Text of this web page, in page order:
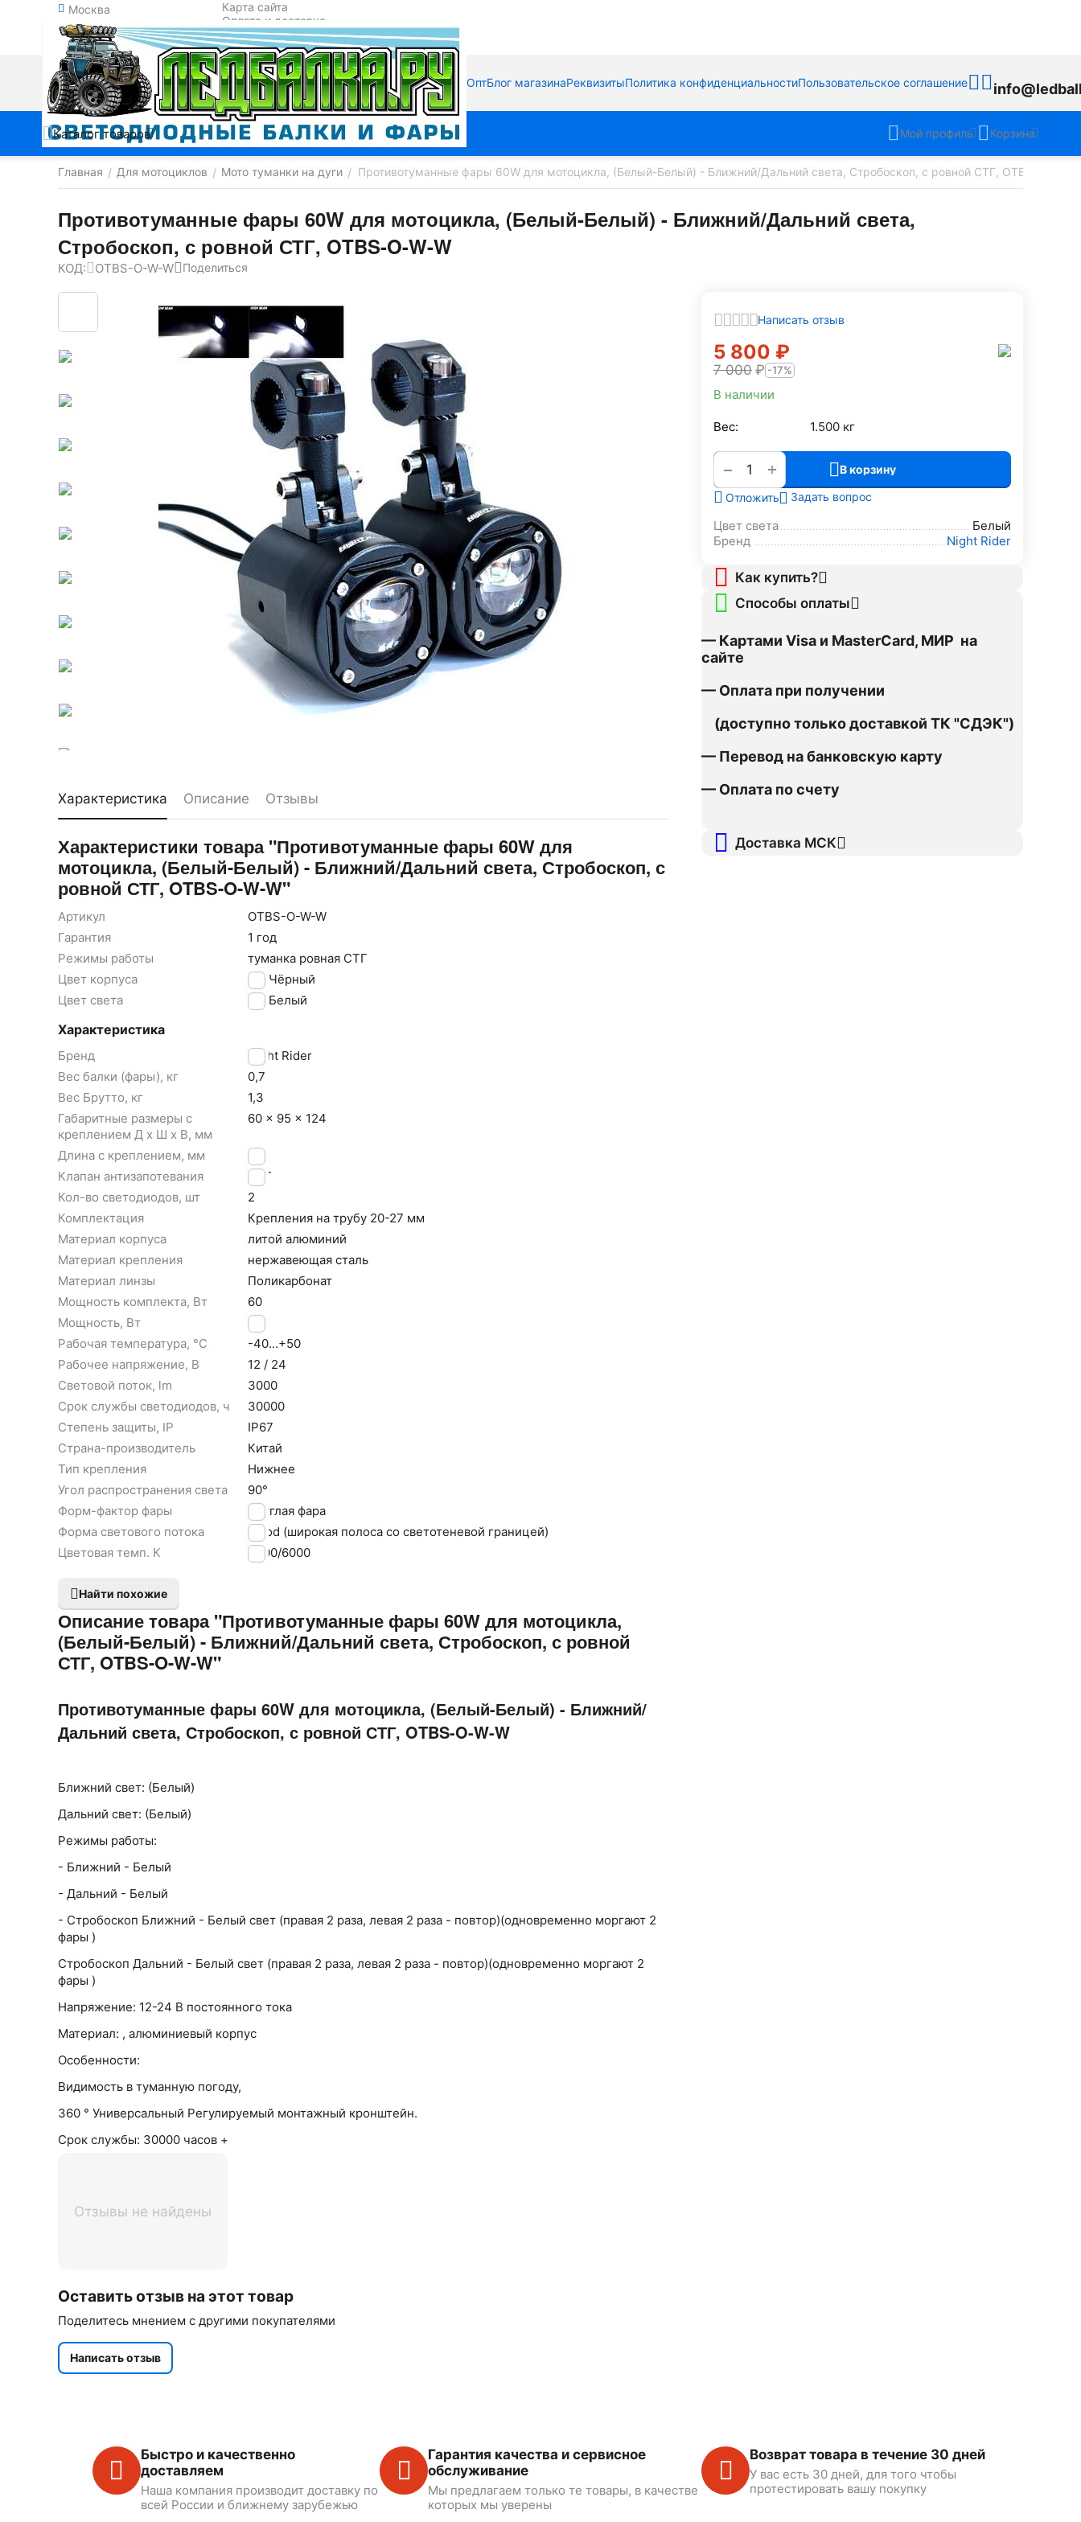
Москва
Карта сайта
Оплата и доставка
Обмен и возврат
Контакты
ОптБлог магазинаРеквизитыПолитика конфиденциальностиПользовательское соглашение
Каталог товаров Мой профиль Корзина
Главная / Для мотоциклов / Мото туманки на дуги / Противотуманные фары 60W для мотоцикла, (Белый-Белый) - Ближний/Дальний света, Стробоскоп, с ровной СТГ, OTBS-O-W-W
Противотуманные фары 60W для мотоцикла, (Белый-Белый) - Ближний/Дальний света,
Стробоскоп, с ровной СТГ, OTBS-O-W-W
КОД: OTBS-O-W-W Поделиться
Написать отзыв
5 800 ₽
7 000 ₽ -17%
В наличии
Вес: 1.500 кг
+
− В корзину
Отложить Задать вопрос
Цвет света
Белый
Бренд
Night Rider
Как купить?
Способы оплаты
— Картами Visa и MasterCard, МИР на
сайте
— Оплата при получении
(доступно только доставкой ТК "СДЭК")
— Перевод на банковскую карту
— Оплата по счету
Доставка МСК
Характеристика Описание Отзывы
Характеристики товара "Противотуманные фары 60W для
мотоцикла, (Белый-Белый) - Ближний/Дальний света, Стробоскоп, с
ровной СТГ, OTBS-O-W-W"
Артикул
OTBS-O-W-W
Гарантия
1 год
Режимы работы
туманка ровная СТГ
Цвет корпуса
Чёрный
Цвет света
Белый
Характеристика
Бренд
Night Rider
Вес балки (фары), кг
0,7
Вес Брутто, кг
1,3
Габаритные размеры с
креплением Д x Ш x В, мм
60 × 95 × 124
Длина с креплением, мм
60
Клапан антизапотевания
НЕТ
Кол-во светодиодов, шт
2
Комплектация
Крепления на трубу 20-27 мм
Материал корпуса
литой алюминий
Материал крепления
нержавеющая сталь
Материал линзы
Поликарбонат
Мощность комплекта, Вт
60
Мощность, Вт
30
Рабочая температура, °С
-40...+50
Рабочее напряжение, В
12 / 24
Световой поток, lm
3000
Срок службы светодиодов, ч
30000
Степень защиты, IP
IP67
Страна-производитель
Китай
Тип крепления
Нижнее
Угол распространения света
90°
Форм-фактор фары
Круглая фара
Форма светового потока
Flood (широкая полоса со светотеневой границей)
Цветовая темп. К
3000/6000
Найти похожие
Описание товара "Противотуманные фары 60W для мотоцикла,
(Белый-Белый) - Ближний/Дальний света, Стробоскоп, с ровной
СТГ, OTBS-O-W-W"
Противотуманные фары 60W для мотоцикла, (Белый-Белый) - Ближний/
Дальний света, Стробоскоп, с ровной СТГ, OTBS-O-W-W
Ближний свет: (Белый)
Дальний свет: (Белый)
Режимы работы:
- Ближний - Белый
- Дальний - Белый
- Стробоскоп Ближний - Белый свет (правая 2 раза, левая 2 раза - повтор)(одновременно моргают 2
фары )
Стробоскоп Дальний - Белый свет (правая 2 раза, левая 2 раза - повтор)(одновременно моргают 2
фары )
Напряжение: 12-24 В постоянного тока
Материал: , алюминиевый корпус
Особенности:
Видимость в туманную погоду,
360 ° Универсальный Регулируемый монтажный кронштейн.
Срок службы: 30000 часов +
Отзывы не найдены
Оставить отзыв на этот товар
Поделитесь мнением с другими покупателями
Написать отзыв
Быстро и качественно
доставляем
Наша компания производит доставку по
всей России и ближнему зарубежью
Гарантия качества и сервисное
обслуживание
Мы предлагаем только те товары, в качестве
которых мы уверены
Возврат товара в течение 30 дней
У вас есть 30 дней, для того чтобы
протестировать вашу покупку